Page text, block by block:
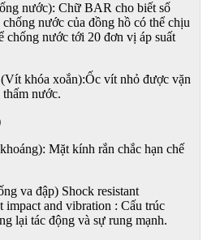
nước): Chữ BAR cho biết số
nước của đồng hồ có thể chịu
chống nước tới 20 đơn vị áp suất
khóa xoắn):Ốc vít nhỏ được vặn
nước.
Mặt kính rắn chắc hạn chế
va đập) Shock resistant
impact and vibration : Cấu trúc
lại tác động và sự rung mạnh.